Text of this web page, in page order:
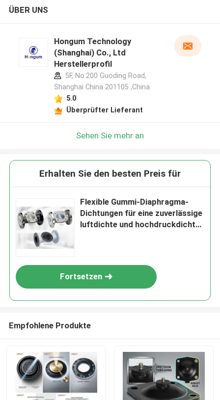
ÜBER UNS
Hongum Technology
(Shanghai) Co., Ltd
Herstellerprofil
5F, No.200 Guoding Road,
Shanghai China 201105 ,China
5.0
Überprüfter Lieferant
Sehen Sie mehr an
Erhalten Sie den besten Preis für
Flexible Gummi-Diaphragma-
Dichtungen für eine zuverlässige
luftdichte und hochdruckdichte
Fortsetzen
Empfohlene Produkte